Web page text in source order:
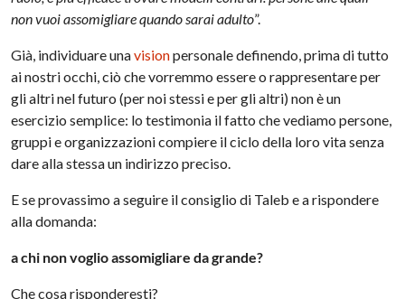
non vuoi assomigliare quando sarai adulto”.
Già, individuare unavisionpersonale definendo, prima di tutto
ai nostri occhi, ciò che vorremmo essere o rappresentare per
gli altri nel futuro (per noi stessi e per gli altri) non è un
esercizio semplice: lo testimonia il fatto che vediamo persone,
gruppi e organizzazioni compiere il ciclo della loro vita senza
dare alla stessa un indirizzo preciso.
E se provassimo a seguire il consiglio di Taleb e a rispondere
alla domanda:
a chi non voglio assomigliare da grande?
Che cosa risponderesti?